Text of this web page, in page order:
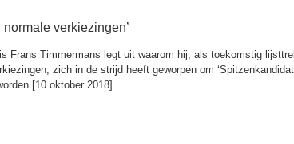
normale verkiezingen’
Frans Timmermans legt uit waarom hij, als toekomstig
zich in de strijd heeft geworpen om
[10 oktober 2018].